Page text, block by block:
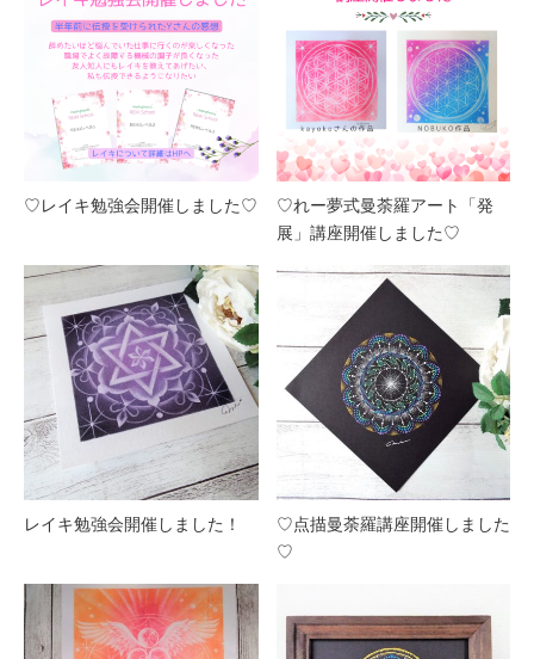
♡レイキ勉強会開催しました♡
♡れー夢式曼荼羅アート「発
展」講座開催しました♡
レイキ勉強会開催しました！
♡点描曼荼羅講座開催しました
♡